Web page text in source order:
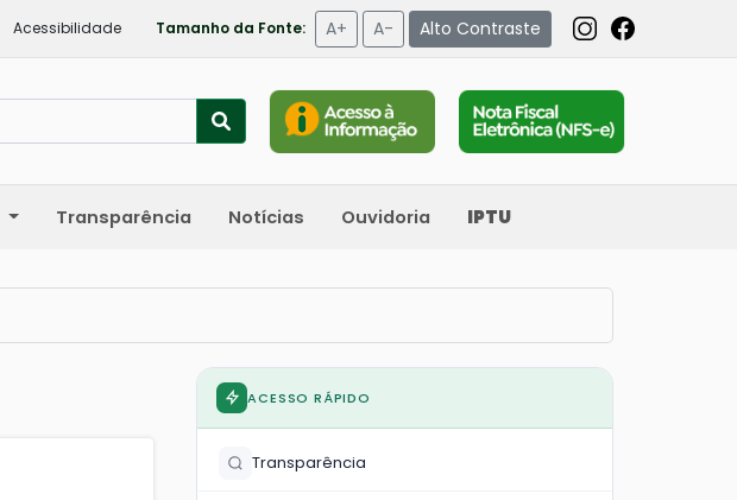
Acessibilidade Tamanho da Fonte: A+ A- Alto Contraste
Transparência Notícias Ouvidoria IPTU
ACESSO RÁPIDO
Transparência